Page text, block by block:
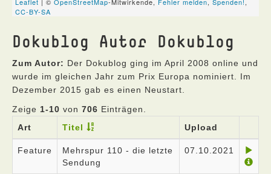
Dokublog Autor Dokublog
Zum Autor: Der Dokublog ging im April 2008 online und
wurde im gleichen Jahr zum Prix Europa nominiert. Im
Dezember 2015 gab es einen Neustart.
Zeige 1-10 von 706 Einträgen.
Art
Titel Upload
Feature
Mehrspur 110 - die letzte
Sendung
07.10.2021